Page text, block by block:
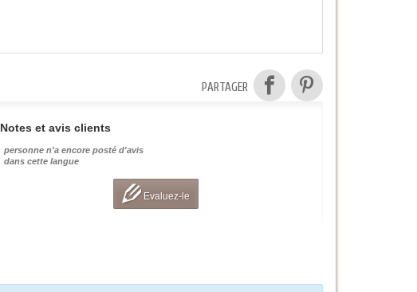
PARTAGER
Notes et avis clients
personne n'a encore posté d'avis
dans cette langue
Evaluez-le